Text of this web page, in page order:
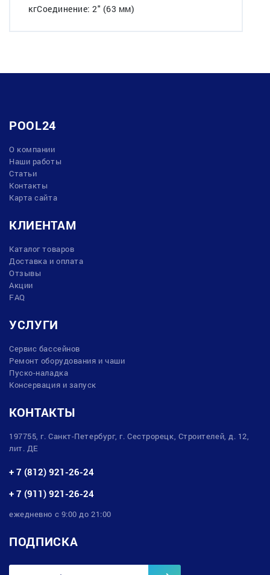
кгСоединение: 2" (63 мм)
POOL24
О компании
Наши работы
Статьи
Контакты
Карта сайта
КЛИЕНТАМ
Каталог товаров
Доставка и оплата
Отзывы
Акции
FAQ
УСЛУГИ
Сервис бассейнов
Ремонт оборудования и чаши
Пуско-наладка
Консервация и запуск
КОНТАКТЫ
197755, г. Санкт-Петербург, г. Сестрорецк, Строителей, д. 12,
лит. ДЕ
+ 7 (812) 921-26-24
+ 7 (911) 921-26-24
ежедневно с 9:00 до 21:00
ПОДПИСКА